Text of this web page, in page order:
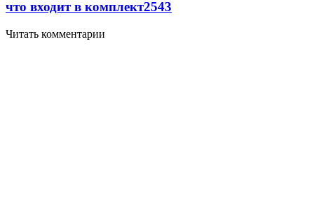
что входит в комплект2543
Читать комментарии